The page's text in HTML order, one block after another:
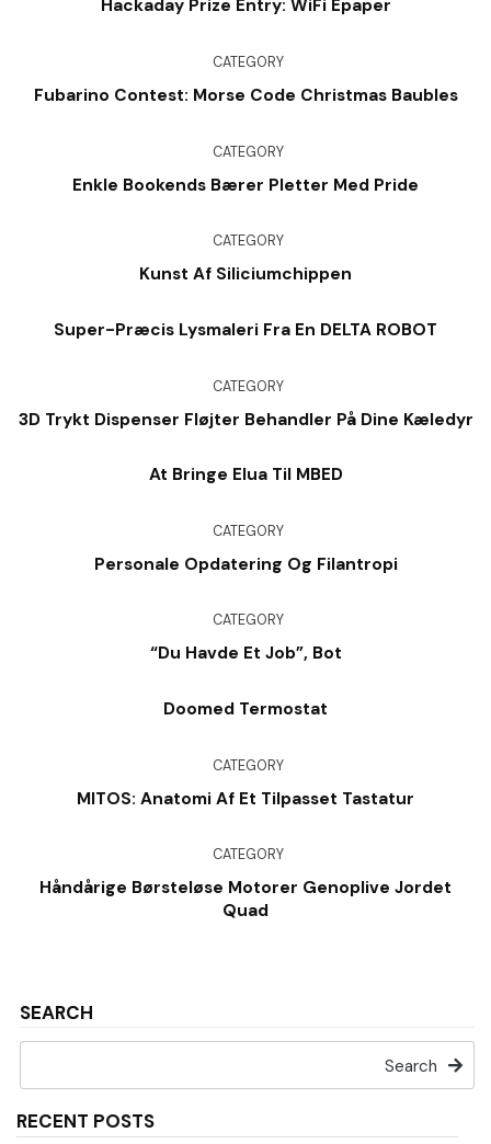
SEARCH
Search
RECENT POSTS
Hackaday Prize Entry: WiFi Epaper
CATEGORY
Fubarino Contest: Morse Code Christmas Baubles
CATEGORY
Enkle Bookends Bærer Pletter Med Pride
CATEGORY
Kunst Af Siliciumchippen
Super-Præcis Lysmaleri Fra En DELTA ROBOT
CATEGORY
3D Trykt Dispenser Fløjter Behandler På Dine Kæledyr
At Bringe Elua Til MBED
CATEGORY
Personale Opdatering Og Filantropi
CATEGORY
“Du Havde Et Job”, Bot
Doomed Termostat
CATEGORY
MITOS: Anatomi Af Et Tilpasset Tastatur
CATEGORY
Håndårige Børsteløse Motorer Genoplive Jordet
Quad